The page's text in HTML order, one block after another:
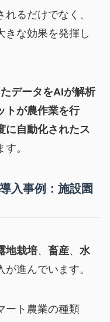
るだけでなく、
きな効果を発揮し
データをAIが解析
トが農作業を行
に自動化されたス
。
入事例：施設園
地栽培、 畜産、 水
進んでいます。
ート農業の種類